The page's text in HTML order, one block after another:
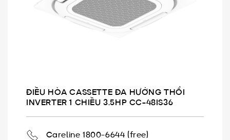
ĐIỀU HÒA CASSETTE ĐA HƯỚNG THỔI
INVERTER 1 CHIỀU 3.5HP CC-48IS36
Careline 1800-6644 (free)